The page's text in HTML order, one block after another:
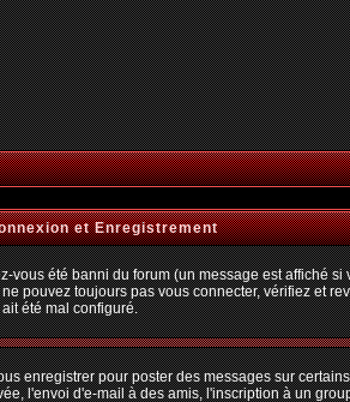
et Enregistrement
été banni du forum (un message est affiché
pouvez toujours pas vous connecter, vérifiez et
été mal configuré.
enregistrer pour poster des messages sur
l'envoi d'e-mail à des amis, l'inscription à un